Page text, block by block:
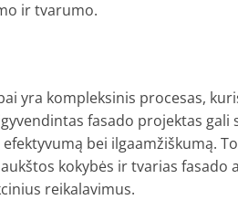
ir tvarumo.
yra kompleksinis procesas,
fasado projektas
bei ilgaamžiškumą.
kokybės ir tvarias
reikalavimus.